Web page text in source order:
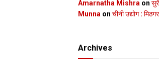
Amarnatha Mishra on
Munna on चीनी उद्योग :
Archives